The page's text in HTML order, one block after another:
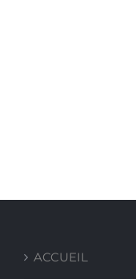
ACCUEIL